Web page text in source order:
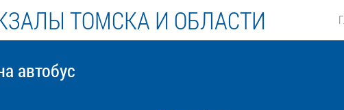
ТОМСКА И ОБЛАСТИ
автобус